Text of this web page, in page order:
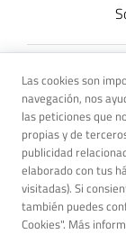
Las cookies son
navegación, nos
las peticiones que
propias y de
publicidad
elaborado con tus
visitadas). Si
también puedes
Cookies". Más